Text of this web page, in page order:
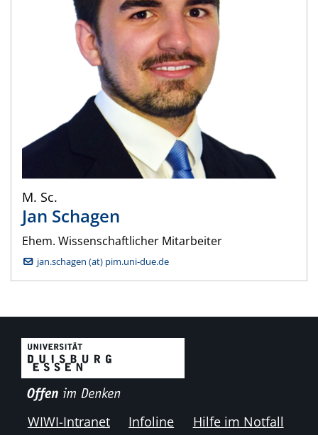
M. Sc.
Jan Schagen
Ehem. Wissenschaftlicher Mitarbeiter
jan.schagen (at) pim.uni-due.de
WIWI-Intranet Infoline Hilfe im Notfall